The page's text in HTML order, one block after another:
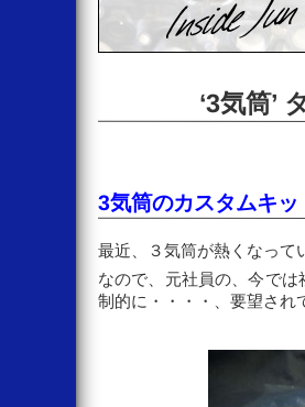
‘3気筒’
3気筒のカスタムキッ
最近、３気筒が熱くなって
なので、元社員の、今で
制的に・・・・、要望され